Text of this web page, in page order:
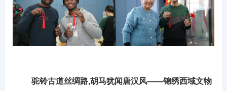
驼铃古道丝绸路,胡马犹闻唐汉风——锦绣西域文物